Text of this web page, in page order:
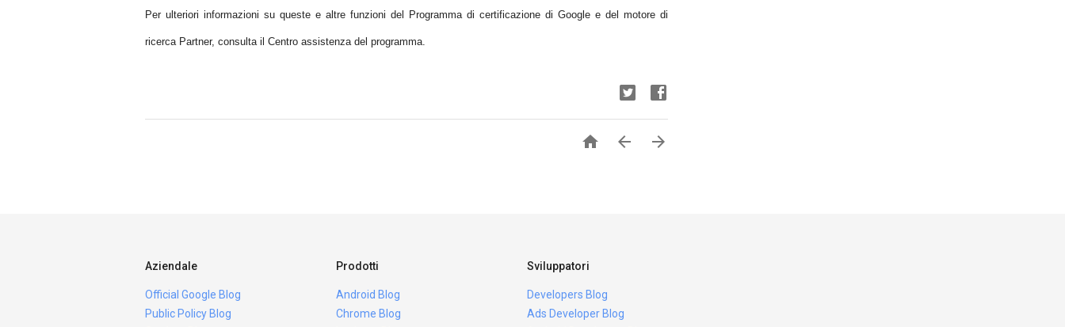
Per ulteriori informazioni su queste e altre funzioni del Programma di certificazione di Google e del motore di
ricerca Partner, consulta il Centro assistenza del programma.
  
Aziendale
Official Google Blog
Public Policy Blog
Prodotti
Android Blog
Chrome Blog
Sviluppatori
Developers Blog
Ads Developer Blog